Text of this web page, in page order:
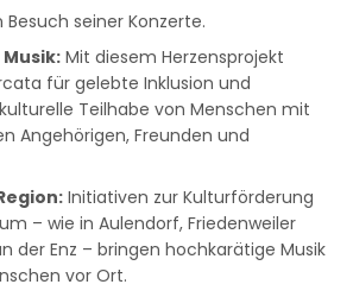
seiner Konzerte.
Mit diesem Herzensprojekt
für gelebte Inklusion und
Teilhabe von Menschen mit
Angehörigen, Freunden und
Initiativen zur Kulturförderung
– wie in Aulendorf, Friedenweiler
der Enz – bringen hochkarätige Musik
vor Ort.